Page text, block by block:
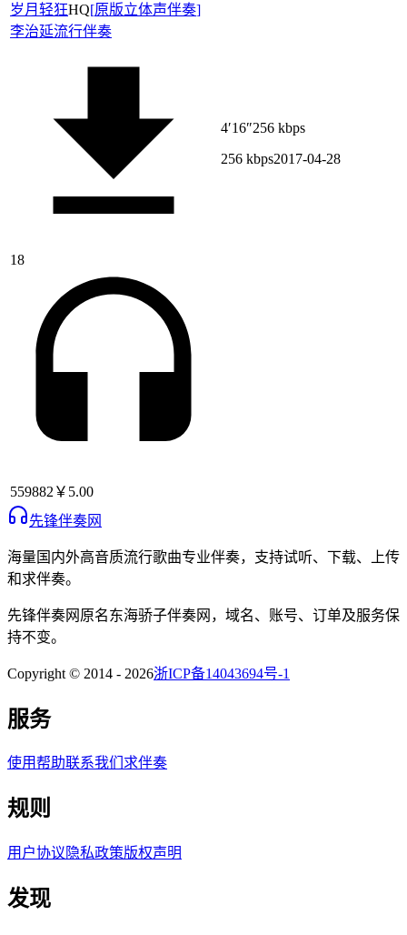
岁月轻狂HQ[原版立体声伴奏]
李治延流行伴奏
18
559882 ￥5.00
4′16″256 kbps
256 kbps2017-04-28
先锋伴奏网
海量国内外高音质流行歌曲专业伴奏，支持试听、下载、上传
和求伴奏。
先锋伴奏网 原名东海骄子伴奏网 ，域名、账号、订单及服务保
持不变。
Copyright © 2014 - 2026浙ICP备14043694号-1
服务
使用帮助联系我们 求伴奏
规则
用户协议 隐私政策版权声明
发现